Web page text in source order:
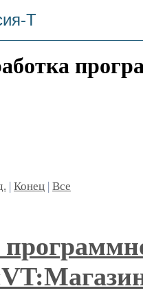
Т
| Конец | Все